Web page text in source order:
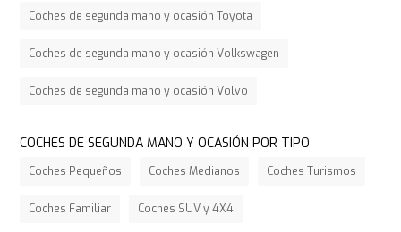
Coches de segunda mano y ocasión Toyota
Coches de segunda mano y ocasión Volkswagen
Coches de segunda mano y ocasión Volvo
COCHES DE SEGUNDA MANO Y OCASIÓN POR TIPO
Coches Pequeños Coches Medianos Coches Turismos
Coches Familiar Coches SUV y 4X4